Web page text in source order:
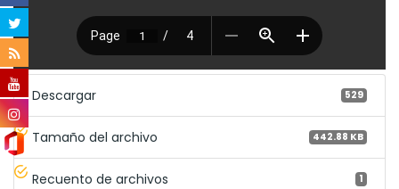
Descargar 529
Tamaño del archivo 442.88 KB
Recuento de archivos 1